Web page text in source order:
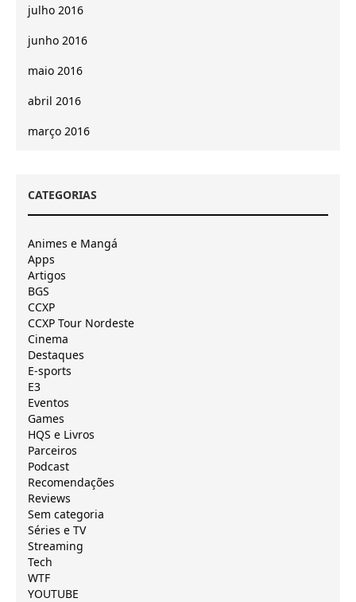
julho 2016
junho 2016
maio 2016
abril 2016
março 2016
CATEGORIAS
Animes e Mangá
Apps
Artigos
BGS
CCXP
CCXP Tour Nordeste
Cinema
Destaques
E-sports
E3
Eventos
Games
HQS e Livros
Parceiros
Podcast
Recomendações
Reviews
Sem categoria
Séries e TV
Streaming
Tech
WTF
YOUTUBE